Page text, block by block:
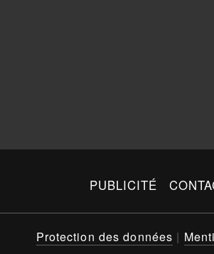
PUBLICITÉ
Protection des données |